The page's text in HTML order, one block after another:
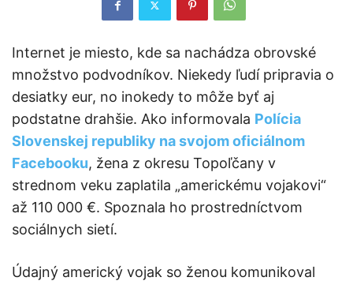
Internet je miesto, kde sa nachádza obrovské
množstvo podvodníkov. Niekedy ľudí pripravia o
desiatky eur, no inokedy to môže byť aj
podstatne drahšie. Ako informovala Polícia
Slovenskej republiky na svojom oficiálnom
Facebooku, žena z okresu Topoľčany v
strednom veku zaplatila „americkému vojakovi“
až 110 000 €. Spoznala ho prostredníctvom
sociálnych sietí.
Údajný americký vojak so ženou komunikoval